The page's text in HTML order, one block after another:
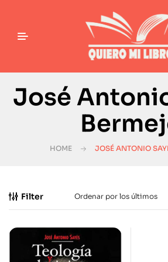
José
HOME JOSÉ ANTONIO
Filter